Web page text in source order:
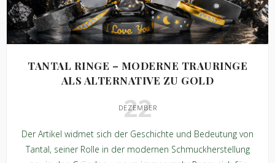
TANTAL RINGE – MODERNE TRAURINGE
ALS ALTERNATIVE ZU GOLD
22
DEZEMBER
Der Artikel widmet sich der Geschichte und Bedeutung von
Tantal, seiner Rolle in der modernen Schmuckherstellung